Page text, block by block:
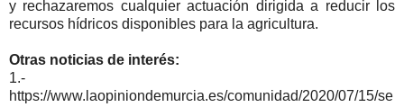
y rechazaremos cualquier actuación dirigida a reducir los
recursos hídricos disponibles para la agricultura.
Otras noticias de interés:
1.-
https://www.laopiniondemurcia.es/comunidad/2020/07/15/se